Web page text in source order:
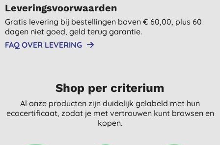
Leveringsvoorwaarden
Gratis levering bij bestellingen boven € 60,00, plus 60
dagen niet goed, geld terug garantie.
FAQ OVER LEVERING
Shop per criterium
Al onze producten zijn duidelijk gelabeld met hun
ecocertificaat, zodat je met vertrouwen kunt browsen en
kopen.